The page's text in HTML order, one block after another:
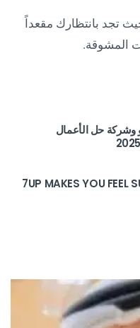
تجد بانتظارك مقعداً
المشوقة.
وشركة حل الأعمال
7UP MAKES YOU FEEL